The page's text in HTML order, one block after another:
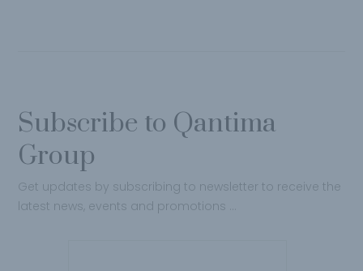
Subscribe to Qantima
Group
Get updates by subscribing to newsletter to receive the
latest news, events and promotions …